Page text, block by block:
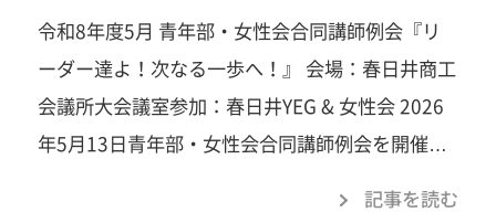
「自己研鑽」「自己実現」「楽しさ」「苦しさ」
「笑い」「汗」「涙」「感動」…まずは見学だけ
でも大歓迎です。お気軽にご連絡ください！ 春日
井商工会議所青年部事務局TEL：0568-81-4141み
なさまのご参加を心よりお待ちしています！
令和8年度5月 青年部・女性会合同講師例会『リ
ーダー達よ！次なる一歩へ！』 会場：春日井商工
会議所大会議室参加：春日井YEG & 女性会 2026
年5月13日青年部・女性会合同講師例会を開催し
記事を読む